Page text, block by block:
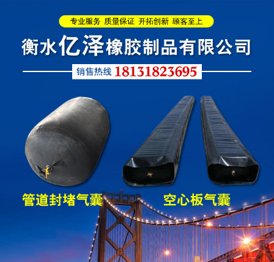
项
矩形板式橡胶支座 圆形板式橡胶支座